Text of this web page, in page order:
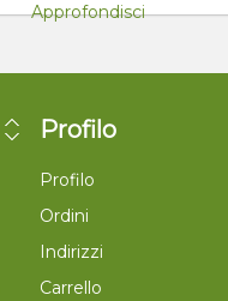
Profilo
Profilo
Ordini
Indirizzi
Carrello
Approfondisci